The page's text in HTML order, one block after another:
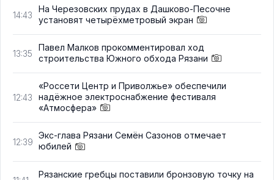
14:43
На Черезовских прудах в Дашково-Песочне
установят четырёхметровый экран
13:35
Павел Малков прокомментировал ход
строительства Южного обхода Рязани
12:43
«Россети Центр и Приволжье» обеспечили
надёжное электроснабжение фестиваля
«Атмосфера»
12:39
Экс-глава Рязани Семён Сазонов отмечает
юбилей
Рязанские гребцы поставили бронзовую точку на